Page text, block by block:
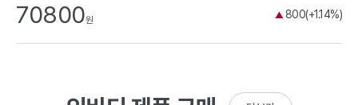
70800원 ▲800(+1.14%)